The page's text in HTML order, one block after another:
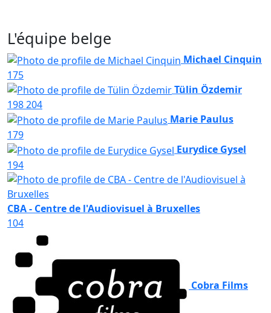
L'équipe belge
Michael Cinquin
175
Tülin Özdemir
198204
Marie Paulus
179
Eurydice Gysel
194
CBA - Centre de l'Audiovisuel à Bruxelles
104
Cobra Films